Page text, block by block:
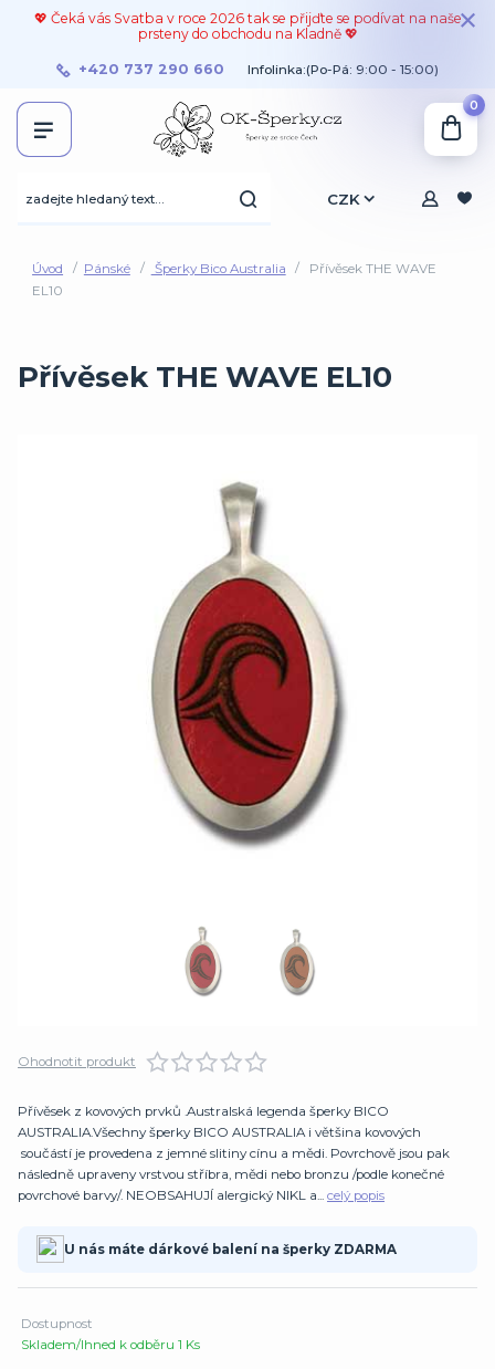
💖 Čeká vás Svatba v roce 2026 tak se přijďte se podívat na naše
prsteny do obchodu na Kladně 💖
CZK
+420 737 290 660 Infolinka:(Po-Pá: 9:00 - 15:00)
0
Úvod Pánské Šperky Bico Australia
Přívěsek THE WAVE
EL10
Přívěsek THE WAVE EL10
Ohodnotit produkt
Přívěsek z kovových prvků .Australská legenda šperky BICO
AUSTRALIA.Všechny šperky BICO AUSTRALIA i většina kovových
součástí je provedena z jemné slitiny cínu a mědi. Povrchově jsou pak
následně upraveny vrstvou stříbra, mědi nebo bronzu /podle konečné
povrchové barvy/. NEOBSAHUJÍ alergický NIKL a... celý popis
U nás máte dárkové balení na šperky ZDARMA
Dostupnost
Skladem/Ihned k odběru 1 Ks